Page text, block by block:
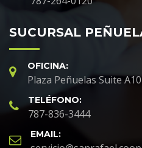
SUCURSAL
OFICINA:
Plaza Peñuelas Suite
TELÉFONO:
787-836-3444
EMAIL: